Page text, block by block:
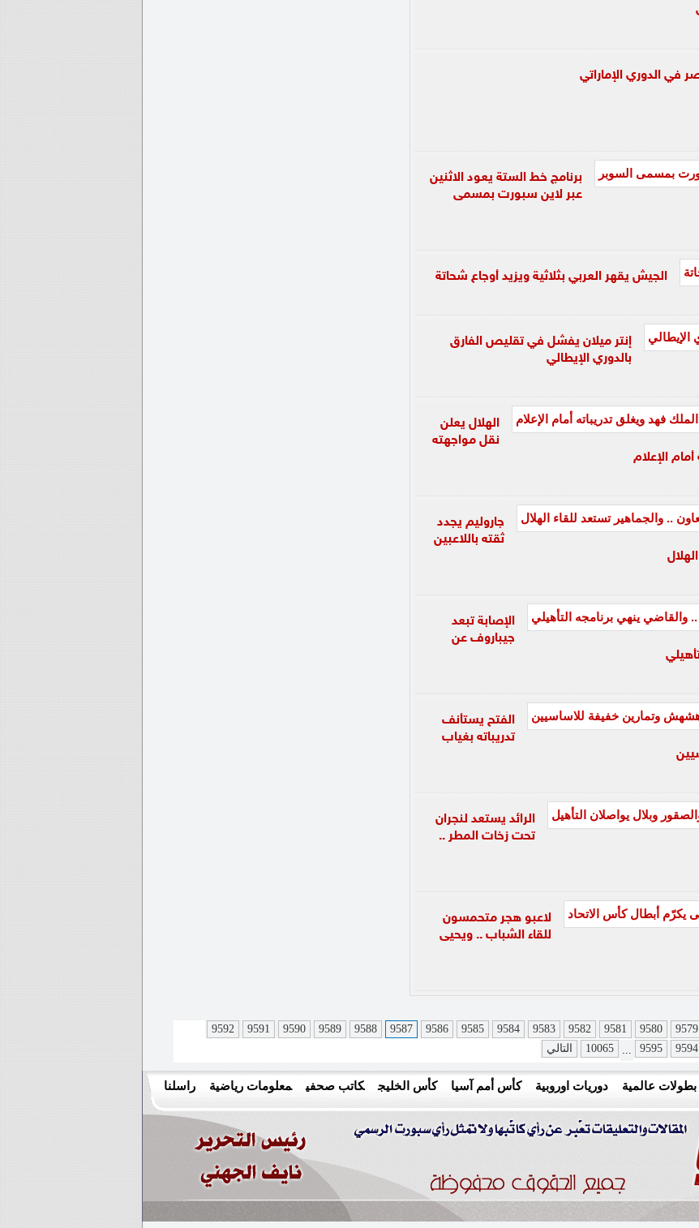
في الدوري الإماراتي
برنامج خط الستة يعود الاثنين
عبر لاين سبورت بمسمى
الجيش يقهر العربي بثلاثية ويزيد أوجاع شحاتة
إنتر ميلان يفشل في تقليص الفارق
بالدوري الإيطالي
الهلال يعلن
نقل مواجهته
الإعلام
جاروليم يجدد
ثقته باللاعبين
الإصابة تبعد
جيباروف عن
الفتح يستأنف
تدريباته بغياب
الرائد يستعد لنجران
تحت زخات المطر ..
لاعبو هجر متحمسون
للقاء الشباب .. ويحيى
9579
9580
9581
9582
9583
9584
9585
9586
9587
9588
9589
9590
9591
9592
9594
9595
...
10065 التالي
بطولات عالمية دوريات اوروبية كأس أمم آسيا كأس الخليج كاتب صحفي معلومات رياضية راسلنا